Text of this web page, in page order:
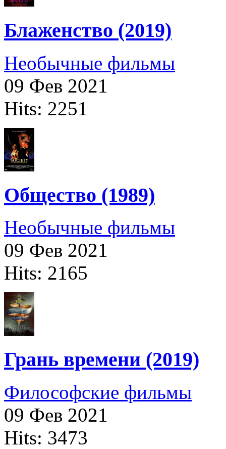
Блаженство (2019)
Необычные фильмы
09 Фев 2021
Hits: 2251
Общество (1989)
Необычные фильмы
09 Фев 2021
Hits: 2165
Грань времени (2019)
Философские фильмы
09 Фев 2021
Hits: 3473